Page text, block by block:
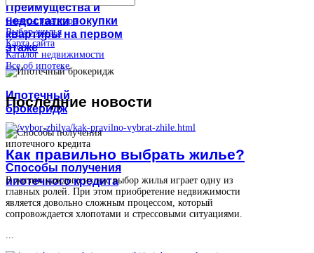
Преимущества и
недостатки покупки
квартиры на первом
этаже
Ипотечный
брокеридж
Способы получения
ипотечного кредита
Советы риелтора
Выбор жилья
Карта сайта
Каталог недвижимости
Все об ипотеке
Последние новости
Как правильно выбрать жилье?
В жизни каждого из нас выбор жилья играет одну из
главных ролей. При этом приобретение недвижимости
является довольно сложным процессом, который
сопровождается хлопотами и стрессовыми ситуациями.
...